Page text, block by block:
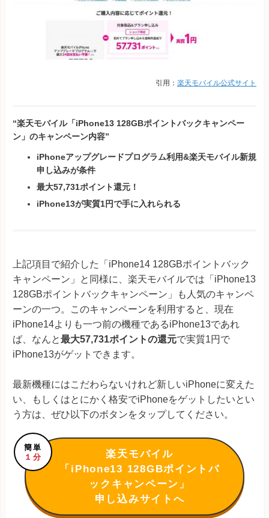
引用： 楽天モバイル公式サイト
“楽天モバイル「iPhone13 128GBポイントバックキャンペー
ン」のキャンペーン内容”
iPhoneアップグレードプログラム利用&楽天モバイル新規
申し込みが条件
最大57,731ポイント還元！
iPhone13が実質1円で手に入れられる
上記項目で紹介した「iPhone14 128GBポイントバック
キャンペーン」と同様に、楽天モバイルでは「iPhone13
128GBポイントバックキャンペーン」も人気のキャンペ
ーンの一つ。このキャンペーンを利用すると、現在
iPhone14よりも一つ前の機種であるiPhone13であれ
ば、なんと最大57,731ポイントの還元で実質1円で
iPhone13がゲットできます。
最新機種にはこだわらないけれど新しいiPhoneに変えた
い、もしくはとにかく格安でiPhoneをゲットしたいとい
う方は、ぜひ以下のボタンをタップしてください。
簡単
１分
楽天モバイル
「iPhone13 128GBポイントバ
ックキャンペーン」
申し込みサイトへ